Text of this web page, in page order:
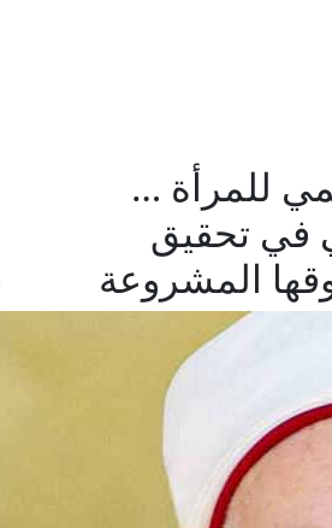
للمرأة …
في تحقيق
المشروعة